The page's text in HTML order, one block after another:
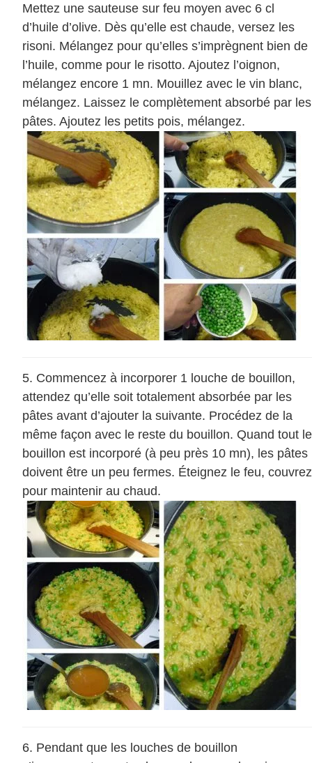
Mettez une sauteuse sur feu moyen avec 6 cl
d’huile d’olive. Dès qu’elle est chaude, versez les
risoni. Mélangez pour qu’elles s’imprègnent bien de
l’huile, comme pour le risotto. Ajoutez l’oignon,
mélangez encore 1 mn. Mouillez avec le vin blanc,
mélangez. Laissez le complètement absorbé par les
pâtes. Ajoutez les petits pois, mélangez.
Commencez à incorporer 1 louche de bouillon,
attendez qu’elle soit totalement absorbée par les
pâtes avant d’ajouter la suivante. Procédez de la
même façon avec le reste du bouillon. Quand tout le
bouillon est incorporé (à peu près 10 mn), les pâtes
doivent être un peu fermes. Éteignez le feu, couvrez
pour maintenir au chaud.
Pendant que les louches de bouillon